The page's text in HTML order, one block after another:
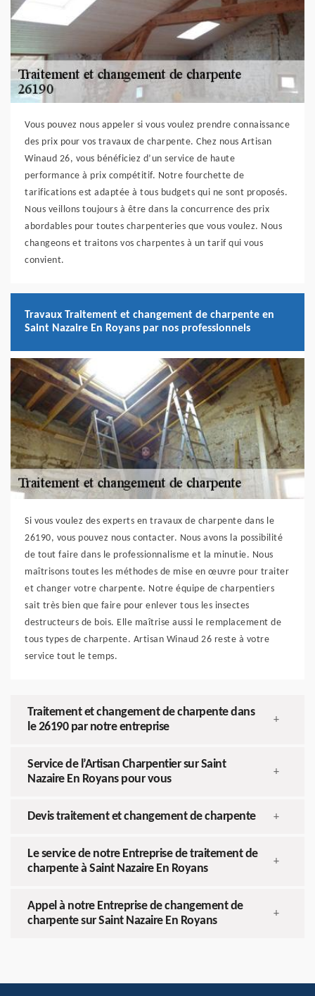
Vous pouvez nous appeler si vous voulez prendre connaissance
des prix pour vos travaux de charpente. Chez nous Artisan
Winaud 26, vous bénéficiez d’un service de haute
performance à prix compétitif. Notre fourchette de
tarifications est adaptée à tous budgets qui ne sont proposés.
Nous veillons toujours à être dans la concurrence des prix
abordables pour toutes charpenteries que vous voulez. Nous
changeons et traitons vos charpentes à un tarif qui vous
convient.
Travaux Traitement et changement de charpente en
Saint Nazaire En Royans par nos professionnels
Si vous voulez des experts en travaux de charpente dans le
26190, vous pouvez nous contacter. Nous avons la possibilité
de tout faire dans le professionnalisme et la minutie. Nous
maîtrisons toutes les méthodes de mise en œuvre pour traiter
et changer votre charpente. Notre équipe de charpentiers
sait très bien que faire pour enlever tous les insectes
destructeurs de bois. Elle maîtrise aussi le remplacement de
tous types de charpente. Artisan Winaud 26 reste à votre
service tout le temps.
Traitement et changement de charpente dans
le 26190 par notre entreprise
+
Service de l’Artisan Charpentier sur Saint
Nazaire En Royans pour vous
+
Devis traitement et changement de charpente +
Le service de notre Entreprise de traitement de
charpente à Saint Nazaire En Royans
+
Appel à notre Entreprise de changement de
charpente sur Saint Nazaire En Royans
+